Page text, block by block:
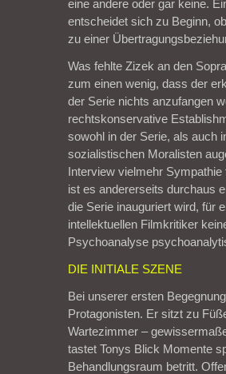
eine andere oder gar keine.
entscheidet sich zu Beginn,
zu einer
Was fehlte Zizek an den
zum einen wenig, dass der
der Serie nichts anzufangen
rechtskonservative
sowohl in der Serie, als auch
sozialistischen Moralisten
Interview vielmehr Sympathie
ist es andererseits durchaus
die Serie inauguriert wird, für
intellektuellen Filmkritiker
Psychoanalyse
DIE INITIALE SZENE
Bei unserer ersten
Protagonisten. Er sitzt zu
Wartezimmer –
tastet Tonys Blick Momente
Behandlungsraum betritt.